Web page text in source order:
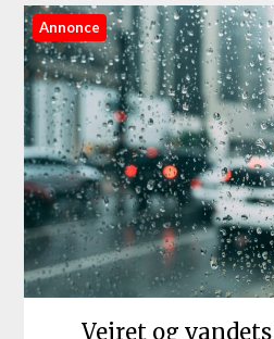
Annonce
Vejret og